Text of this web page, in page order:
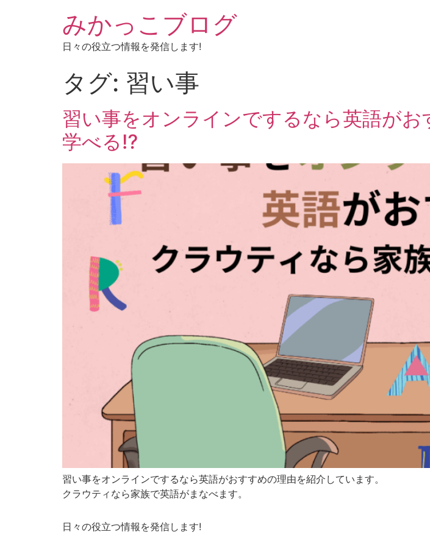
みかっこブログ
日々の役立つ情報を発信します!
タグ: 習い事
習い事をオンラインでするなら英語が
学べる⁉
習い事をオンラインでするなら英語がおすすめの理由を紹介しています。
クラウティなら家族で英語がまなべます。
日々の役立つ情報を発信します!